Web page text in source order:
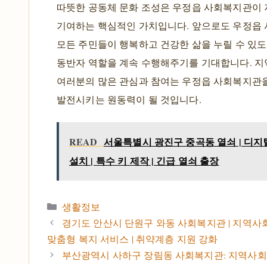
따뜻한 공동체 문화 조성은 우정읍 사회복지관이
기여하는 핵심적인 가치입니다. 앞으로도 우정읍
모든 주민들이 행복하고 건강한 삶을 누릴 수 있
동반자 역할을 계속 수행해주기를 기대합니다. 지
여러분의 많은 관심과 참여는 우정읍 사회복지관
발전시키는 원동력이 될 것입니다.
READ 서울특별시 광진구 중곡동 열쇠 | 디지
설치 | 특수 키 제작 | 긴급 열쇠 출장
카테고리
생활정보
경기도 안산시 단원구 와동 사회복지관 | 지역사
맞춤형 복지 서비스 | 취약계층 지원 강화
부산광역시 사하구 장림동 사회복지관: 지역사